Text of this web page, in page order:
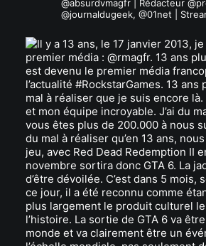
@absurdvmagfr | Rédacteur
@journaldugeek, @01net |